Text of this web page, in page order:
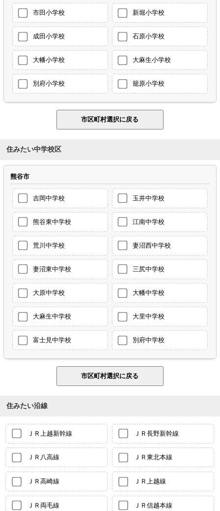
市田小学校 新堀小学校
成田小学校 石原小学校
大幡小学校 大麻生小学校
別府小学校 籠原小学校
住みたい中学校区
熊谷市
吉岡中学校 玉井中学校
熊谷東中学校 江南中学校
荒川中学校 妻沼西中学校
妻沼東中学校 三尻中学校
大原中学校 大幡中学校
大麻生中学校 大里中学校
富士見中学校 別府中学校
住みたい沿線
ＪＲ上越新幹線 ＪＲ長野新幹線
ＪＲ八高線 ＪＲ東北本線
ＪＲ高崎線 ＪＲ上越線
ＪＲ両毛線 ＪＲ信越本線